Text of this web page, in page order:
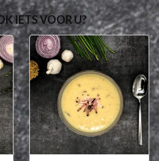
IETS VOOR U?